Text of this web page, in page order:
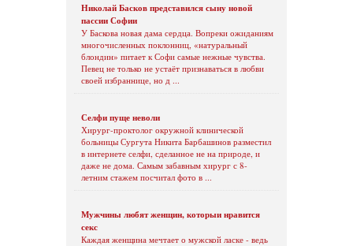
Николай Басков представился сыну новой
пассии Софии
У Баскова новая дама сердца. Вопреки ожиданиям
многочисленных поклонниц, «натуральный
блондин» питает к Софи самые нежные чувства.
Певец не только не устаёт признаваться в любви
своей избраннице, но д ...
Селфи пуще неволи
Хирург-проктолог окружной клинической
больницы Сургута Никита Барбашинов разместил
в интернете селфи, сделанное не на природе, и
даже не дома. Самым забавным хирург с 8-
летним стажем посчитал фото в ...
Мужчины любят женщин, которыи нравится
секс
Каждая женщина мечтает о мужской ласке - ведь